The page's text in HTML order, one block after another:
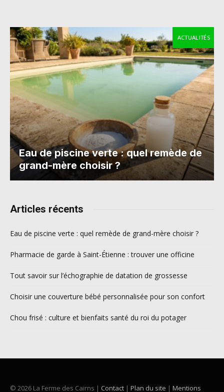
ACTUALITÉS
Eau de piscine verte : quel remède de
grand-mère choisir ?
Articles récents
Eau de piscine verte : quel remède de grand-mère choisir ?
Pharmacie de garde à Saint-Étienne : trouver une officine
Tout savoir sur l’échographie de datation de grossesse
Choisir une couverture bébé personnalisée pour son confort
Chou frisé : culture et bienfaits santé du roi du potager
© 2026 La Ferme des Cairns | Contact | Plan du site | Mentions